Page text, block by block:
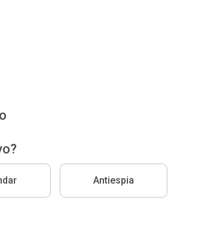
Antiespia